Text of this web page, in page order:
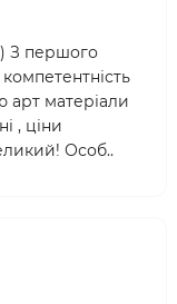
З першого
арт матеріали
, ціни
Особ..